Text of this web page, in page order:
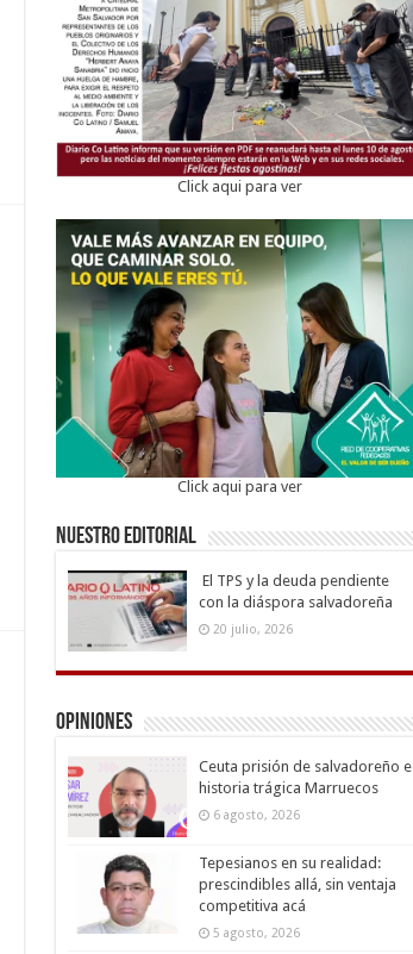
Click aqui para ver
Click aqui para ver
Nuestro Editorial
El TPS y la deuda pendiente
con la diáspora salvadoreña
20 julio, 2026
Opiniones
Ceuta prisión de salvadoreño e
historia trágica Marruecos
6 agosto, 2026
Tepesianos en su realidad:
prescindibles allá, sin ventaja
competitiva acá
5 agosto, 2026